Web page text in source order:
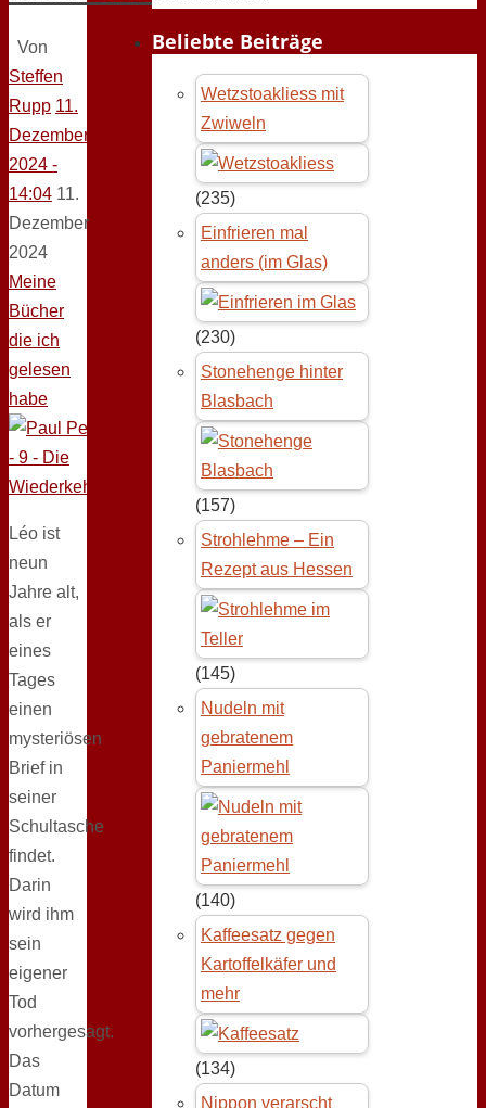
Von
Steffen
Rupp 11.
Dezember
2024 -
14:04 11.
Dezember
2024
Meine
Bücher
die ich
gelesen
habe
Léo ist
neun
Jahre alt,
als er
eines
Tages
einen
mysteriösen
Brief in
seiner
Schultasche
findet.
Darin
wird ihm
sein
eigener
Tod
vorhergesagt.
Das
Datum
Beliebte Beiträge
Wetzstoakliess mit
Zwiweln
(235)
Einfrieren mal
anders (im Glas)
(230)
Stonehenge hinter
Blasbach
(157)
Strohlehme – Ein
Rezept aus Hessen
(145)
Nudeln mit
gebratenem
Paniermehl
(140)
Kaffeesatz gegen
Kartoffelkäfer und
mehr
(134)
Nippon verarscht